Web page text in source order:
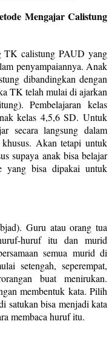
Mengajar Calistung
TK calistung PAUD yang
penyampaiannya. Anak
dibandingkan dengan
TK telah mulai di ajarkan
Pembelajaran kelas
kelas 4,5,6 SD. Untuk
secara langsung dalam
Akan tetapi untuk
supaya anak bisa belajar
yang bisa dipakai untuk
Guru atau orang tua
huruf itu dan murid
semua murid di
setengah, seperempat,
buat menirukan.
membentuk kata. Pilih
satukan bisa menjadi kata
membaca huruf itu.